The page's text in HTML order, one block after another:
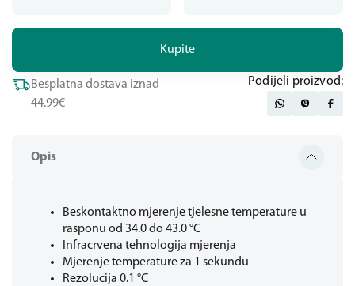
Opis
Beskontaktno mjerenje tjelesne temperature u
rasponu od 34.0 do 43.0 °C
Infracrvena tehnologija mjerenja
Mjerenje temperature za 1 sekundu
Rezolucija 0.1 °C
Kupite
Besplatna dostava iznad
44.99€
Podijeli proizvod: